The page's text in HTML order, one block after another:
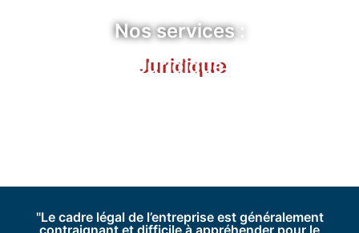
Nos services :
Juridique
"Le cadre légal de l’entreprise est généralement
contraignant et difficile à appréhender pour le